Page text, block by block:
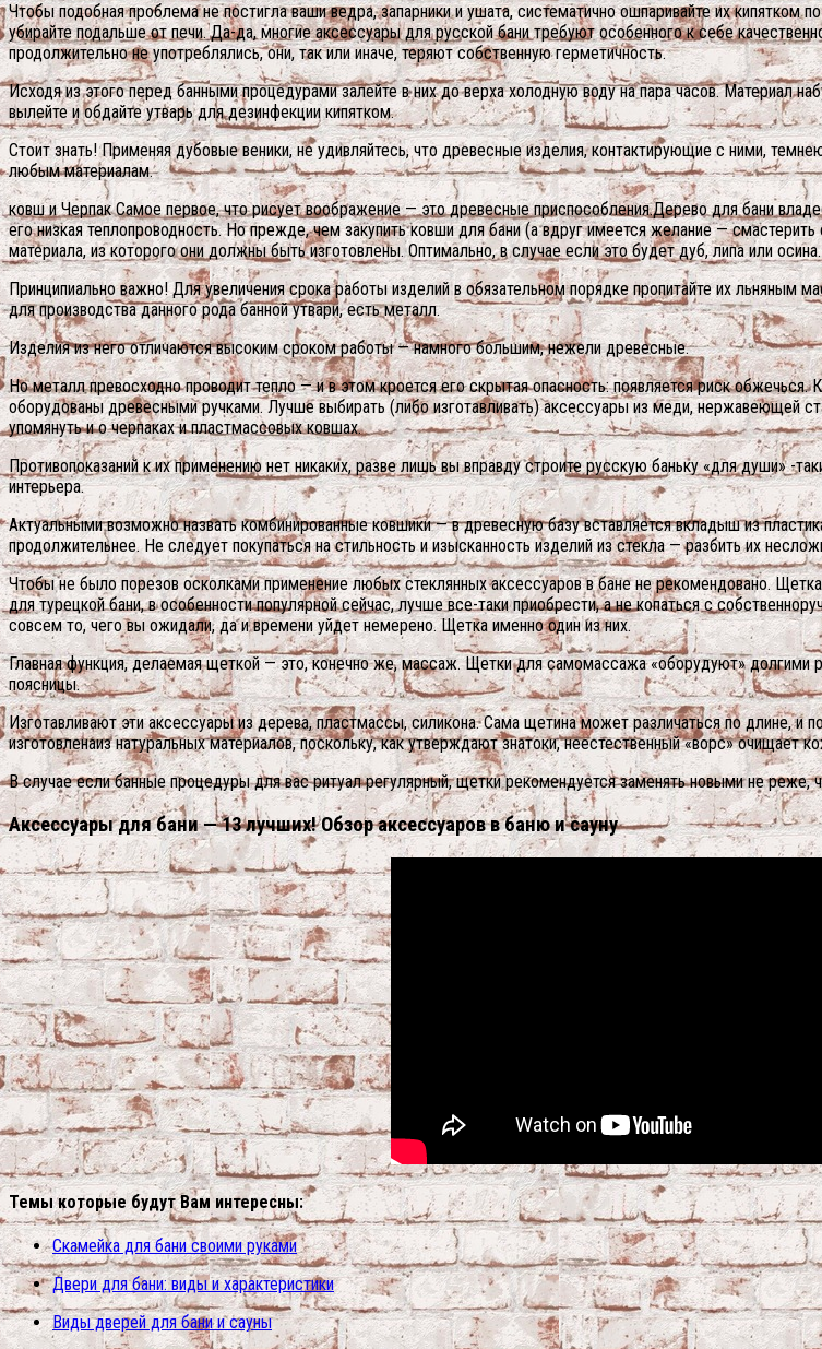
Чтобы подобная проблема не постигла ваши ведра, запарники и ушата, систематично ошпаривайте их кипятком
убирайте подальше от печи. Да-да, многие аксессуары для русской бани требуют особенного к себе
продолжительно не употреблялись, они, так или иначе, теряют собственную герметичность.
Исходя из этого перед банными процедурами залейте в них до верха холодную воду на пара часов. Материал
вылейте и обдайте утварь для дезинфекции кипятком.
Стоит знать! Применяя дубовые веники, не удивляйтесь, что древесные изделия, контактирующие с ними,
любым материалам.
ковш и Черпак Самое первое, что рисует воображение — это древесные приспособления.Дерево для бани
его низкая теплопроводность. Но прежде, чем закупить ковши для бани (а вдруг имеется желание —
материала, из которого они должны быть изготовлены. Оптимально, в случае если это будет дуб, липа или осина.
Принципиально важно! Для увеличения срока работы изделий в обязательном порядке пропитайте их
для производства данного рода банной утвари, есть металл.
Изделия из него отличаются высоким сроком работы — намного большим, нежели древесные.
Но металл превосходно проводит тепло — и в этом кроется его скрытая опасность: появляется риск
оборудованы древесными ручками. Лучше выбирать (либо изготавливать) аксессуары из меди, нержавеющей
упомянуть и о черпаках и пластмассовых ковшах.
Противопоказаний к их применению нет никаких, разве лишь вы вправду строите русскую баньку «для души» -
интерьера.
Актуальными возможно назвать комбинированные ковшики — в древесную базу вставляется вкладыш из
продолжительнее. Не следует покупаться на стильность и изысканность изделий из стекла — разбить их
Чтобы не было порезов осколками применение любых стеклянных аксессуаров в бане не рекомендовано.
для турецкой бани, в особенности популярной сейчас, лучше все-таки приобрести, а не копаться с
совсем то, чего вы ожидали, да и времени уйдет немерено. Щетка именно один из них.
Главная функция, делаемая щеткой — это, конечно же, массаж. Щетки для самомассажа «оборудуют»
поясницы.
Изготавливают эти аксессуары из дерева, пластмассы, силикона. Сама щетина может различаться по длине, и
изготовленаиз натуральных материалов, поскольку, как утверждают знатоки, неестественный «ворс» очищает
В случае если банные процедуры для вас ритуал регулярный, щетки рекомендуется заменять новыми не реже,
Аксессуары для бани — 13 лучших! Обзор аксессуаров в баню и сауну
Темы которые будут Вам интересны:
Скамейка для бани своими руками
Двери для бани: виды и характеристики
Виды дверей для бани и сауны